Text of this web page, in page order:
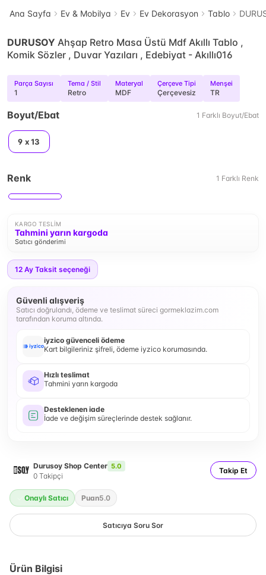
Ana Sayfa Ev & Mobilya Ev Ev Dekorasyon Tablo
DURUSOY Ahşap Retro Masa Üstü Mdf Akıllı Tablo ,
Komik Sözler , Duvar Yazıları , Edebiyat - Akıllı016
Parça Sayısı
1
Tema / Stil
Retro
Materyal
MDF
Çerçeve Tipi
Çerçevesiz
Menşei
TR
Boyut/Ebat 1 Farklı Boyut/Ebat
9 x 13
Renk 1 Farklı Renk
KARGO TESLIM
Tahmini yarın kargoda
Satıcı gönderimi
12 Ay Taksit seçeneği
Güvenli alışveriş
Satıcı doğrulandı, ödeme ve teslimat süreci gormeklazim.com
tarafından koruma altında.
iyzico güvenceli ödeme
Kart bilgileriniz şifreli, ödeme iyzico korumasında.
Hızlı teslimat
Tahmini yarın kargoda
Desteklenen iade
İade ve değişim süreçlerinde destek sağlanır.
Durusoy Shop Center 5.0
0 Takipçi
Takip Et
Onaylı Satıcı Puan5.0
Satıcıya Soru Sor
Ürün Bilgisi